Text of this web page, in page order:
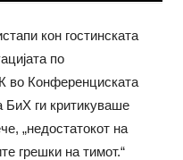
кон гостинската
по
во Конференциската
БиХ ги критикуваше
„недостатокот на
грешки на тимот.“